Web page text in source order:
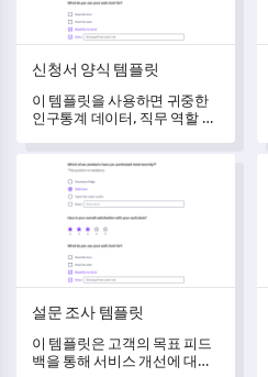
신청서 양식 템플릿
이 템플릿을 사용하면 귀중한
인구통계 데이터, 직무 역할 통
여 경험을 이해하고 평가할 수
있습니다.
설문 조사 템플릿
설문 조사 템플릿
이 템플릿은 고객의 목표 피드
백을 통해 서비스 개선에 대한